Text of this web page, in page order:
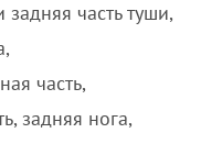
часть туши,
часть,
задняя нога,